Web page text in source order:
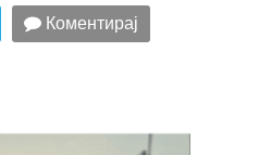
Коментирај